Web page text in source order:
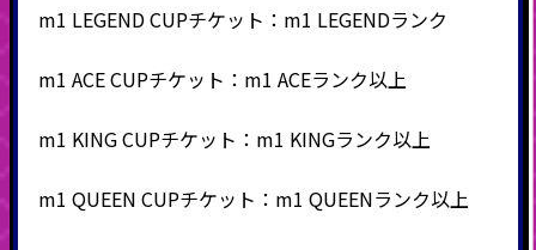
m1 LEGEND CUPチケット：m1 LEGENDランク
m1 ACE CUPチケット：m1 ACEランク以上
m1 KING CUPチケット：m1 KINGランク以上
m1 QUEEN CUPチケット：m1 QUEENランク以上